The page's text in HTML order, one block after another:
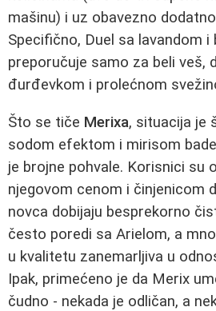
mašinu) i uz obavezno
Specifično, Duel sa lavandom i
preporučuje samo za beli veš,
đurđevkom i prolećnom
Što se tiče Merixa, situacija je
sodom efektom i mirisom
je brojne pohvale. Korisnici su
njegovom cenom i činjenicom
novca dobijaju besprekorno
često poredi sa Arielom, a
u kvalitetu zanemarljiva u
Ipak, primećeno je da Merix
čudno - nekada je odličan, a